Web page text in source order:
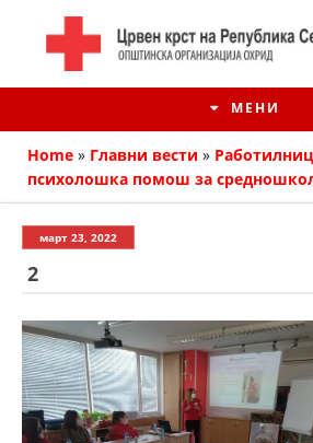
МЕНИ
ИСТОРИЈАТ НА ЦКРМ
Home » Главни вести »
психолошка помош за
март 23, 2022
2